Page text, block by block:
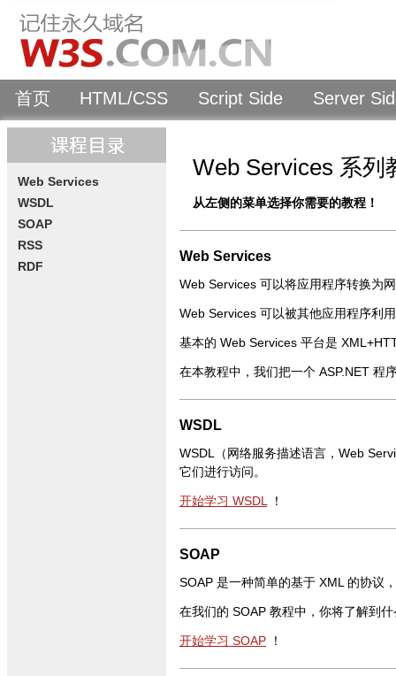
首页 HTML/CSS Script Side Server
Web Services
WSDL
SOAP
RSS
RDF
Web Services 系列
从左侧的菜单选择你需要的教程！
Web Services
Web Services 可以将应用程序转换为
Web Services 可以被其他应用程序利
基本的 Web Services 平台是
在本教程中，我们把一个 ASP.NET 程
WSDL
WSDL（网络服务描述语言，Web
它们进行访问。
开始学习 WSDL ！
SOAP
SOAP 是一种简单的基于 XML 的协议
在我们的 SOAP 教程中，你将了解到
开始学习 SOAP ！